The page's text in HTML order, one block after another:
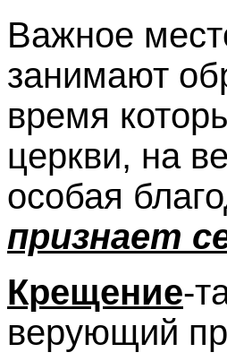
Важное
занимают
время
церкви, на
особая
признает
Крещение-
верующий